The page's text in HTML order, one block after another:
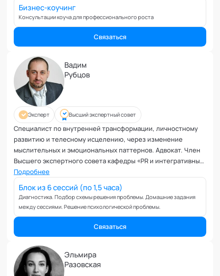
Возрастные кризисы
Воспитание
Дыхательные практики
Зависимости
Защита от манипуляций
Иммунитет
Карьерная стратегия
Клиентский менеджмент
Когнитивные способности
Корпоративная антропология
Корпоративная культура и этика
Кризисы
Маркетинговые и PR коммуникации
Международные коммуникации
Бизнес-коучинг
Консультации коуча для профессионального роста
Связаться
Вадим
Рубцов
Эксперт Высший экспертный совет
Специалист по внутренней трансформации, личностному
развитию и телесному исцелению, через изменение
мыслительных и эмоциональных паттернов. Адвокат. Член
Высшего экспертного совета кафедры «PR и интегративные
коммуникации» Академии социальных технологий.
Подробнее
Блок из 6 сессий (по 1,5 часа)
Диагностика. Подбор схемы решения проблемы. Домашние задания
между сессиями. Решение психологической проблемы.
Связаться
Эльмира
Разовская